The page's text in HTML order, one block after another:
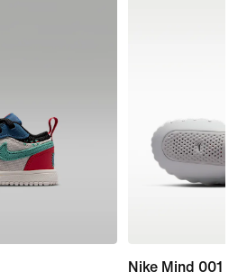
Nike Mind 001